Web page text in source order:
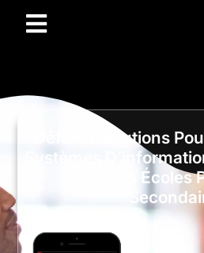
Défis Et Solutions
Systèmes
Dans Les Écoles